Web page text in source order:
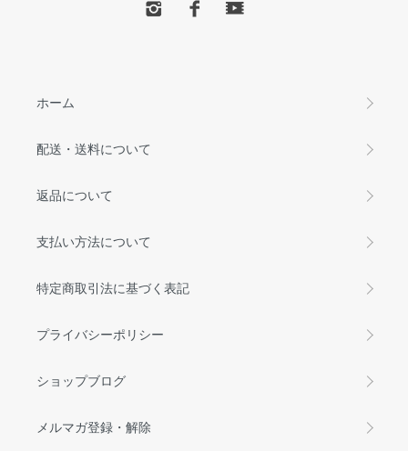
ホーム
配送・送料について
返品について
支払い方法について
特定商取引法に基づく表記
プライバシーポリシー
ショップブログ
メルマガ登録・解除